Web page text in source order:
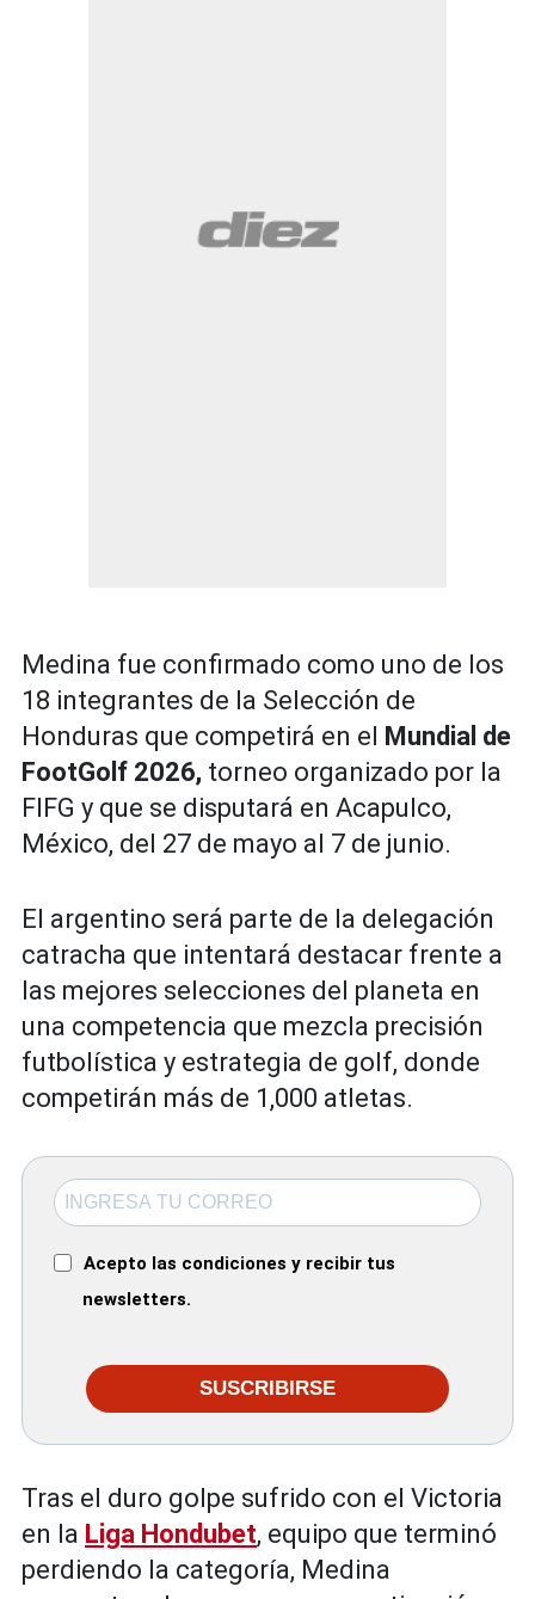
Medina fue confirmado como uno de los
18 integrantes de la Selección de
Honduras que competirá en el Mundial de
FootGolf 2026, torneo organizado por la
FIFG y que se disputará en Acapulco,
México, del 27 de mayo al 7 de junio.
El argentino será parte de la delegación
catracha que intentará destacar frente a
las mejores selecciones del planeta en
una competencia que mezcla precisión
futbolística y estrategia de golf, donde
competirán más de 1,000 atletas.
Acepto las condiciones y recibir tus
newsletters.
SUSCRIBIRSE
Tras el duro golpe sufrido con el Victoria
en la Liga Hondubet, equipo que terminó
perdiendo la categoría, Medina